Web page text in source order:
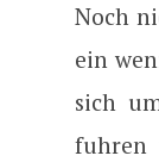
Noch
ein
sich
fuhren